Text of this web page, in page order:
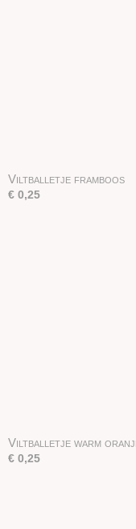
Viltballetje framboos
€ 0,25
Viltballetje warm
€ 0,25